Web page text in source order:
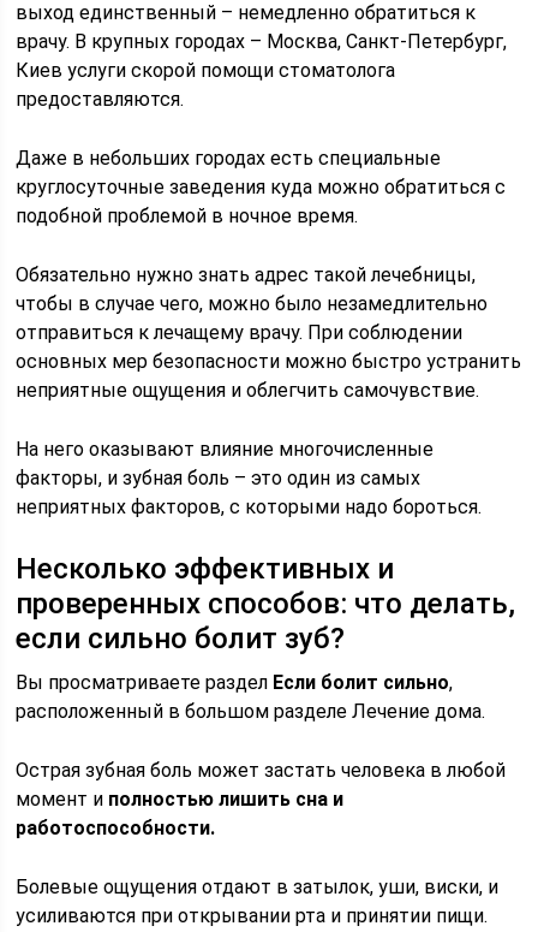
выход единственный – немедленно обратиться к
врачу. В крупных городах – Москва, Санкт-Петербург,
Киев услуги скорой помощи стоматолога
предоставляются.
Даже в небольших городах есть специальные
круглосуточные заведения куда можно обратиться с
подобной проблемой в ночное время.
Обязательно нужно знать адрес такой лечебницы,
чтобы в случае чего, можно было незамедлительно
отправиться к лечащему врачу. При соблюдении
основных мер безопасности можно быстро устранить
неприятные ощущения и облегчить самочувствие.
На него оказывают влияние многочисленные
факторы, и зубная боль – это один из самых
неприятных факторов, с которыми надо бороться.
Несколько эффективных и
проверенных способов: что делать,
если сильно болит зуб?
Вы просматриваете раздел Если болит сильно,
расположенный в большом разделе Лечение дома.
Острая зубная боль может застать человека в любой
момент и полностью лишить сна и
работоспособности.
Болевые ощущения отдают в затылок, уши, виски, и
усиливаются при открывании рта и принятии пищи.